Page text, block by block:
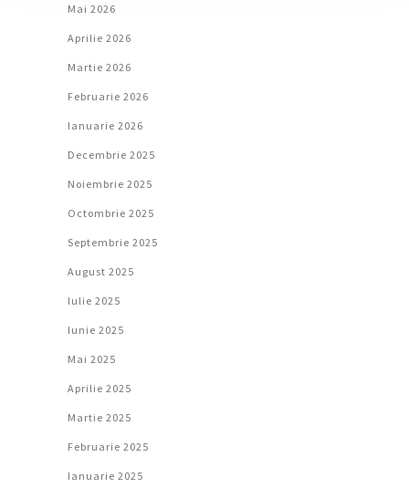
Mai 2026
Aprilie 2026
Martie 2026
Februarie 2026
Ianuarie 2026
Decembrie 2025
Noiembrie 2025
Octombrie 2025
Septembrie 2025
August 2025
Iulie 2025
Iunie 2025
Mai 2025
Aprilie 2025
Martie 2025
Februarie 2025
Ianuarie 2025